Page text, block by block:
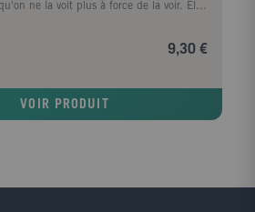
ne la voit plus à force de la voir. Elle
comme le procédé de reproduction le
et oeuvre d'art, n'est souvent qu'un
9,30 €
VOIR PRODUIT